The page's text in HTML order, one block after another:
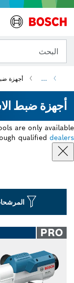
البحث
... أجهزة
أجهزة ضبط
are only available
qualified dealers
PRO